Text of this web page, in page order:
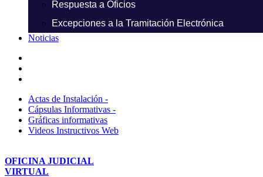
Respuesta a Oficios
Excepciones a la Tramitación Electrónica
Noticias
Actas de Instalación -
Cápsulas Informativas -
Gráficas informativas
Videos Instructivos Web
OFICINA JUDICIAL
VIRTUAL